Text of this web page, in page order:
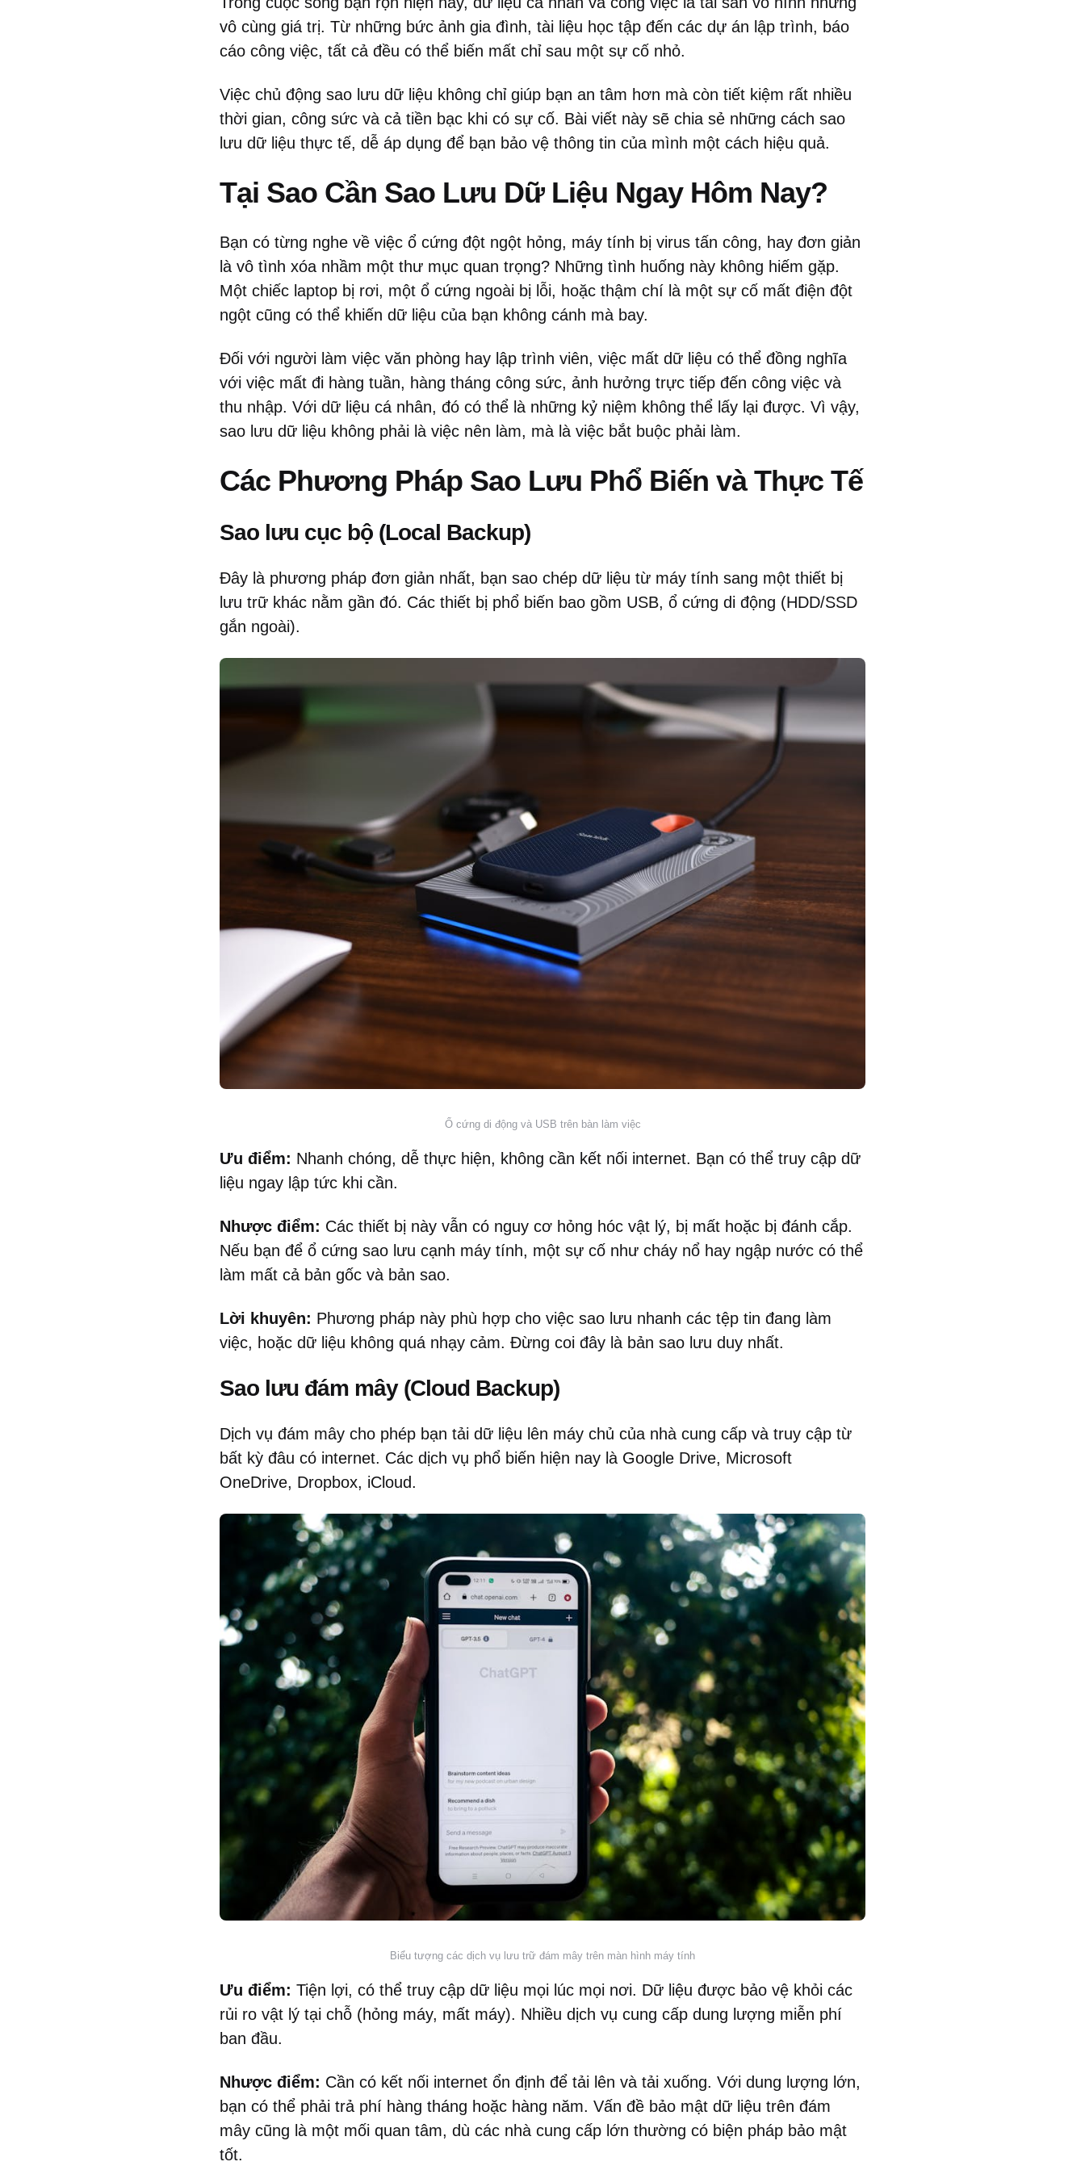
vô cùng giá trị. Từ những bức ảnh gia đình, tài liệu học tập đến các dự án lập trình, báo
cáo công việc, tất cả đều có thể biến mất chỉ sau một sự cố nhỏ.
Việc chủ động sao lưu dữ liệu không chỉ giúp bạn an tâm hơn mà còn tiết kiệm rất nhiều
thời gian, công sức và cả tiền bạc khi có sự cố. Bài viết này sẽ chia sẻ những cách sao
lưu dữ liệu thực tế, dễ áp dụng để bạn bảo vệ thông tin của mình một cách hiệu quả.
Tại Sao Cần Sao Lưu Dữ Liệu Ngay Hôm Nay?
Bạn có từng nghe về việc ổ cứng đột ngột hỏng, máy tính bị virus tấn công, hay đơn giản
là vô tình xóa nhầm một thư mục quan trọng? Những tình huống này không hiếm gặp.
Một chiếc laptop bị rơi, một ổ cứng ngoài bị lỗi, hoặc thậm chí là một sự cố mất điện đột
ngột cũng có thể khiến dữ liệu của bạn không cánh mà bay.
Đối với người làm việc văn phòng hay lập trình viên, việc mất dữ liệu có thể đồng nghĩa
với việc mất đi hàng tuần, hàng tháng công sức, ảnh hưởng trực tiếp đến công việc và
thu nhập. Với dữ liệu cá nhân, đó có thể là những kỷ niệm không thể lấy lại được. Vì vậy,
sao lưu dữ liệu không phải là việc nên làm, mà là việc bắt buộc phải làm.
Các Phương Pháp Sao Lưu Phổ Biến và Thực Tế
Sao lưu cục bộ (Local Backup)
Đây là phương pháp đơn giản nhất, bạn sao chép dữ liệu từ máy tính sang một thiết bị
lưu trữ khác nằm gần đó. Các thiết bị phổ biến bao gồm USB, ổ cứng di động (HDD/SSD
gắn ngoài).
Ổ cứng di động và USB trên bàn làm việc
Ưu điểm: Nhanh chóng, dễ thực hiện, không cần kết nối internet. Bạn có thể truy cập dữ
liệu ngay lập tức khi cần.
Nhược điểm: Các thiết bị này vẫn có nguy cơ hỏng hóc vật lý, bị mất hoặc bị đánh cắp.
Nếu bạn để ổ cứng sao lưu cạnh máy tính, một sự cố như cháy nổ hay ngập nước có thể
làm mất cả bản gốc và bản sao.
Lời khuyên: Phương pháp này phù hợp cho việc sao lưu nhanh các tệp tin đang làm
việc, hoặc dữ liệu không quá nhạy cảm. Đừng coi đây là bản sao lưu duy nhất.
Sao lưu đám mây (Cloud Backup)
Dịch vụ đám mây cho phép bạn tải dữ liệu lên máy chủ của nhà cung cấp và truy cập từ
bất kỳ đâu có internet. Các dịch vụ phổ biến hiện nay là Google Drive, Microsoft
OneDrive, Dropbox, iCloud.
Biểu tượng các dịch vụ lưu trữ đám mây trên màn hình máy tính
Ưu điểm: Tiện lợi, có thể truy cập dữ liệu mọi lúc mọi nơi. Dữ liệu được bảo vệ khỏi các
rủi ro vật lý tại chỗ (hỏng máy, mất máy). Nhiều dịch vụ cung cấp dung lượng miễn phí
ban đầu.
Nhược điểm: Cần có kết nối internet ổn định để tải lên và tải xuống. Với dung lượng lớn,
bạn có thể phải trả phí hàng tháng hoặc hàng năm. Vấn đề bảo mật dữ liệu trên đám
mây cũng là một mối quan tâm, dù các nhà cung cấp lớn thường có biện pháp bảo mật
tốt.